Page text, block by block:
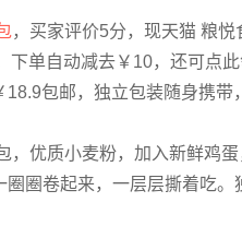
，买家评价5分，现天猫 粮悦
下单自动减去￥10，还可点
18.9包邮，独立包装随身携带
，优质小麦粉，加入新鲜鸡蛋
圈卷起来，一层层撕着吃。